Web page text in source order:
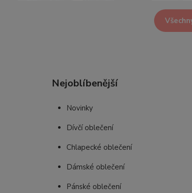
Nejoblíbenější
Novinky
Dívčí oblečení
Chlapecké oblečení
Dámské oblečení
Pánské oblečení